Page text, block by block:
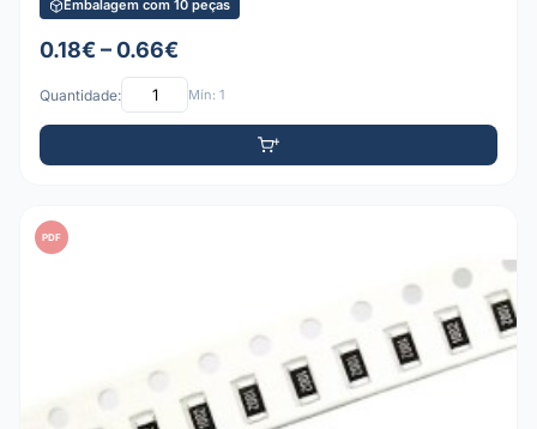
Embalagem com 10 peças
0.18€ – 0.66€
Quantidade: Mín: 1
PDF